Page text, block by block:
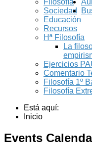
Filosofía
Sociedad
Educación
Recursos
Hª Filosofía
La
Ejercicios
Comentario
Filosofía 1º
Filosofía
Está aquí:
Inicio
Events